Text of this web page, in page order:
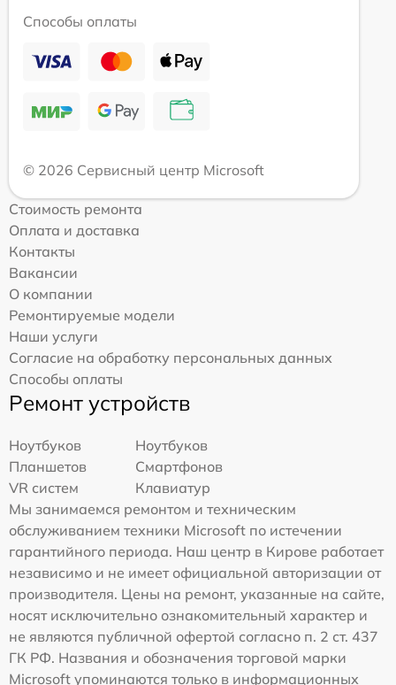
Способы оплаты
© 2026 Сервисный центр Microsoft
Стоимость ремонта
Оплата и доставка
Контакты
Вакансии
О компании
Ремонтируемые модели
Наши услуги
Согласие на обработку персональных данных
Способы оплаты
Ремонт устройств
Ноутбуков
Ноутбуков
Планшетов
Смартфонов
VR систем
Клавиатур
Мы занимаемся ремонтом и техническим
обслуживанием техники Microsoft по истечении
гарантийного периода. Наш центр в Кирове работает
независимо и не имеет официальной авторизации от
производителя. Цены на ремонт, указанные на сайте,
носят исключительно ознакомительный характер и
не являются публичной офертой согласно п. 2 ст. 437
ГК РФ. Названия и обозначения торговой марки
Microsoft упоминаются только в информационных